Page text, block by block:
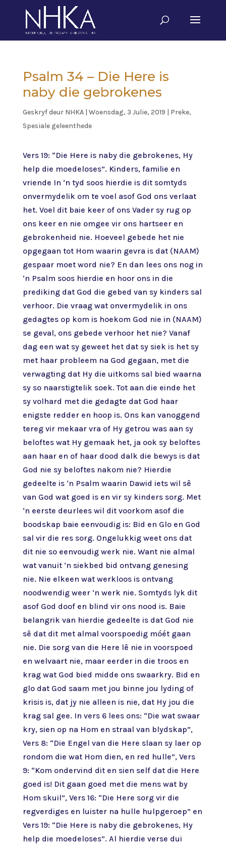
Psalm 34 – Die Here is
naby die gebrokenes
Geskryf deur NHKA| Woensdag, 3 Julie, 2019 | Preke,
Spesiale geleenthede
Vers 19: “Die Here is naby die gebrokenes, Hy
help die moedeloses”. Kinders, familie en
vriende In ‘n tyd soos hierdie is dit somtyds
onvermydelik om te voel asof God ons verlaat
het. Voel dit baie keer of ons Vader sy rug op
ons keer en nie omgee vir ons hartseer en
gebrokenheid nie. Hoeveel gebede het nie
opgegaan tot Hom waarin gevra is dat (NAAM)
gespaar moet word nie? En dan lees ons nog in
‘n Psalm soos hierdie en hoor ons in die
prediking dat God die gebed van sy kinders sal
verhoor. Die vraag wat onvermydelik in ons
gedagtes op kom is hoekom God nie in (NAAM)
se geval, ons gebede verhoor het nie? Vanaf
dag een wat sy geweet het dat sy siek is het sy
met haar probleem na God gegaan, met die
verwagting dat Hy die uitkoms sal bied waarna
sy so naarstigtelik soek. Tot aan die einde het
sy volhard met die gedagte dat God haar
enigste redder en hoop is. Ons kan vanoggend
tereg vir mekaar vra of Hy getrou was aan sy
beloftes wat Hy gemaak het, ja ook sy beloftes
aan haar en of haar dood dalk die bewys is dat
God nie sy beloftes nakom nie? Hierdie
gedeelte is ‘n Psalm waarin Dawid iets wil sê
van God wat goed is en vir sy kinders sorg. Met
‘n eerste deurlees wil dit voorkom asof die
boodskap baie eenvoudig is: Bid en Glo en God
sal vir die res sorg. Ongelukkig weet ons dat
dit nie so eenvoudig werk nie. Want nie almal
wat vanuit ‘n siekbed bid ontvang genesing
nie. Nie elkeen wat werkloos is ontvang
noodwendig weer ‘n werk nie. Somtyds lyk dit
asof God doof en blind vir ons nood is. Baie
belangrik van hierdie gedeelte is dat God nie
sê dat dit met almal voorspoedig móét gaan
nie. Die sorg van die Here lê nie in voorspoed
en welvaart nie, maar eerder in die troos en
krag wat God bied midde ons swaarkry. Bid en
glo dat God saam met jou binne jou lyding of
krisis is, dat jy nie alleen is nie, dat Hy jou die
krag sal gee. In vers 6 lees ons: “Die wat swaar
kry, sien op na Hom en straal van blydskap”,
Vers 8: “Die Engel van die Here slaan sy laer op
rondom die wat Hom dien, en red hulle”, Vers
9: “Kom ondervind dit en sien self dat die Here
goed is! Dit gaan goed met die mens wat by
Hom skuil”, Vers 16: “Die Here sorg vir die
regverdiges en luister na hulle hulpgeroep” en
Vers 19: “Die Here is naby die gebrokenes, Hy
help die moedeloses”. Al hierdie verse dui